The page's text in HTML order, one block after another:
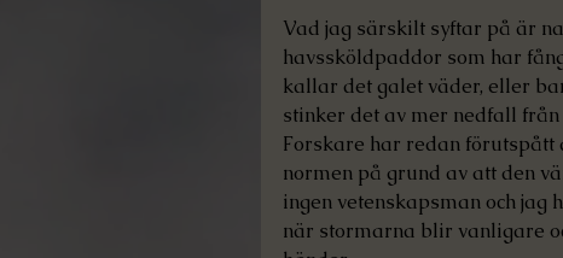
Vad jag särskilt syftar på är
havssköldpaddor som har
kallar det galet väder, eller
stinker det av mer nedfall
Forskare har redan
normen på grund av att den
ingen vetenskapsman och jag
när stormarna blir vanligare